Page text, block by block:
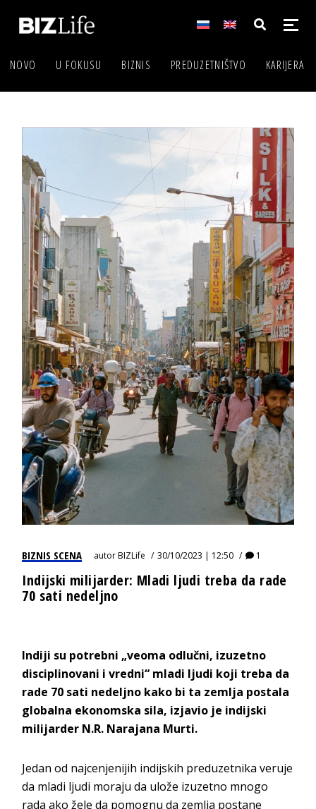
NOVO U FOKUSU BIZNIS PREDUZETNIŠTVO KARIJERA
BIZNIS SCENA autorBIZLife 30/10/2023 | 12:50 1
Indijski milijarder: Mladi ljudi treba da rade
70 sati nedeljno
Indiji su potrebni „veoma odlučni, izuzetno
disciplinovani i vredni“ mladi ljudi koji treba da
rade 70 sati nedeljno kako bi ta zemlja postala
globalna ekonomska sila, izjavio je indijski
milijarder N.R. Narajana Murti.
Jedan od najcenjenijih indijskih preduzetnika veruje
da mladi ljudi moraju da ulože izuzetno mnogo
rada ako žele da pomognu da zemlja postane